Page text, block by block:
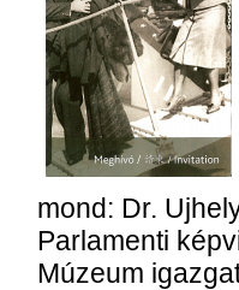
mond: Dr.
Parlamenti
Múzeum